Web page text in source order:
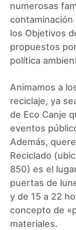
numerosas
los Objetivos
propuestos
política
Animamos a
reciclaje, ya
de Eco Canje
eventos
Además,
Reciclado
850) es el
puertas de
y de 15 a 22
concepto de
materiales.